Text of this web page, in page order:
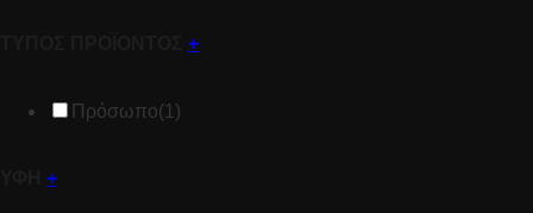
+
Πρόσωπο(1)
+